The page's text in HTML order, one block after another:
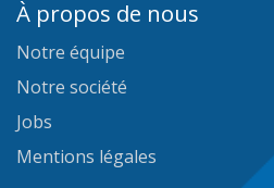
À propos de nous
Notre équipe
Notre société
Jobs
Mentions légales